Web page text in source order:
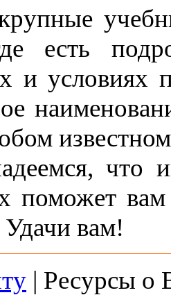
есть
и условиях
что
поможет
вам!
| Ресурсы о